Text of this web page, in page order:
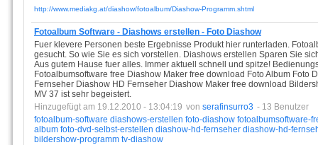
http://www.mediakg.at/diashow/fotoalbum/Diashow-Programm.shtml
Fotoalbum Software - Diashows erstellen - Foto Diashow
Fuer klevere Personen beste Ergebnisse Produkt hier runterladen.
gesucht. So wie Sie es sich vorstellen. Diashows erstellen Sparen Sie
Aus gutem Hause fuer alles. Immer aktuell schnell und spitze!
Fotoalbumsoftware free Diashow Maker free download Foto Album Foto
Fernseher Diashow HD Fernseher Diashow Maker free download
MV 37 ist sehr begeistert.
Hinzugefügt am 19.12.2010 - 13:04:19 von serafinsurro3 - 13 Benutzer
fotoalbum-software diashows-erstellen foto-diashow fotoalbumsoftware-
album foto-dvd-selbst-erstellen diashow-hd-fernseher diashow-hd-
bildershow-programm tv-diashow